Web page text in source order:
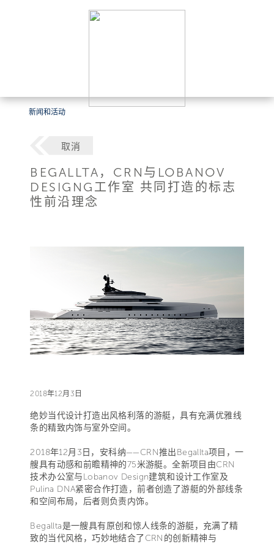
新闻和活动
取消
BEGALLTA，CRN与LOBANOV
DESIGNG工作室 共同打造的标志
性前沿理念
2018年12月3日
绝妙当代设计打造出风格利落的游艇，具有充满优雅线
条的精致内饰与室外空间。
2018年12月3日，安科纳——CRN推出Begallta项目，一
艘具有动感和前瞻精神的75米游艇。全新项目由CRN
技术办公室与Lobanov Design建筑和设计工作室及
Pulina DNA紧密合作打造，前者创造了游艇的外部线条
和空间布局，后者则负责内饰。
Begallta是一艘具有原创和惊人线条的游艇，充满了精
致的当代风格，巧妙地结合了CRN的创新精神与